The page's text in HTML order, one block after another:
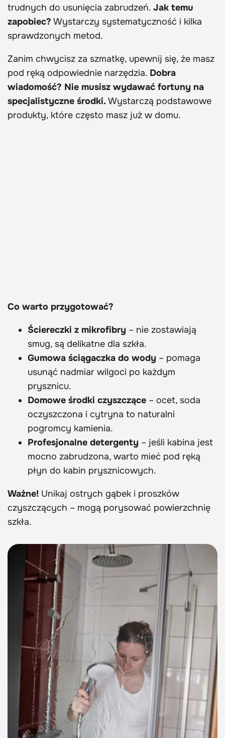
trudnych do usunięcia zabrudzeń. Jak temu
zapobiec? Wystarczy systematyczność i kilka
sprawdzonych metod.
Zanim chwycisz za szmatkę, upewnij się, że masz
pod ręką odpowiednie narzędzia. Dobra
wiadomość? Nie musisz wydawać fortuny na
specjalistyczne środki. Wystarczą podstawowe
produkty, które często masz już w domu.
Co warto przygotować?
Ściereczki z mikrofibry – nie zostawiają
smug, są delikatne dla szkła.
Gumowa ściągaczka do wody – pomaga
usunąć nadmiar wilgoci po każdym
prysznicu.
Domowe środki czyszczące – ocet, soda
oczyszczona i cytryna to naturalni
pogromcy kamienia.
Profesjonalne detergenty – jeśli kabina jest
mocno zabrudzona, warto mieć pod ręką
płyn do kabin prysznicowych.
Ważne! Unikaj ostrych gąbek i proszków
czyszczących – mogą porysować powierzchnię
szkła.